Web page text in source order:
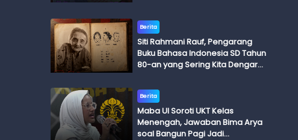
Berita
Siti Rahmani Rauf, Pengarang
Buku Bahasa Indonesia SD Tahun
80-an yang Sering Kita Dengar
Adik Budi
Berita
Maba UI Soroti UKT Kelas
Menengah, Jawaban Bima Arya
soal Bangun Pagi Jadi